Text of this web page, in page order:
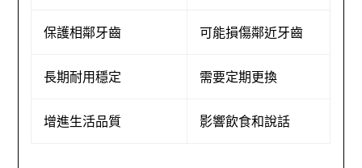
保護相鄰牙齒 可能損傷鄰近牙齒
長期耐用穩定 需要定期更換
增進生活品質 影響飲食和說話